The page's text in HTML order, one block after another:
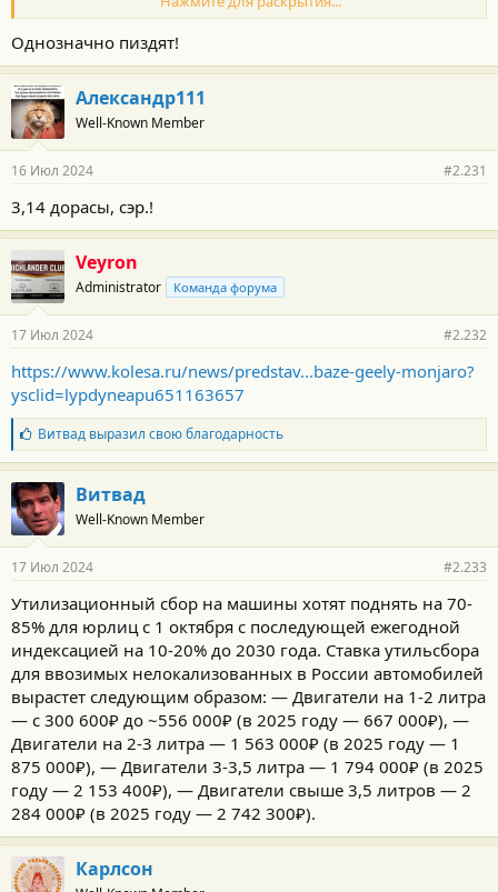
Однозначно пиздят!
Александр111
Well-Known Member
16 Июл 2024 #2.231
3,14 дорасы, сэр.!
Veyron
Administrator Команда форума
17 Июл 2024 #2.232
https://www.kolesa.ru/news/predstav...baze-geely-monjaro?
ysclid=lypdyneapu651163657
Б
л
а
г
о
д
а
н
с
т
и
Витвадвыразил свою благодарность
Витвад
Well-Known Member
17 Июл 2024 #2.233
Утилизационный сбор на машины хотят поднять на 70-
85% для юрлиц c 1 октября с последующей ежегодной
индексацией на 10-20% до 2030 года. Ставка утильсбора
для ввозимых нелокализованных в России автомобилей
вырастет следующим образом: — Двигатели на 1-2 литра
— с 300 600₽ до ~556 000₽ (в 2025 году — 667 000₽), —
Двигатели на 2-3 литра — 1 563 000₽ (в 2025 году — 1
875 000₽), — Двигатели 3-3,5 литра — 1 794 000₽ (в 2025
году — 2 153 400₽), — Двигатели свыше 3,5 литров — 2
284 000₽ (в 2025 году — 2 742 300₽).
Карлсон